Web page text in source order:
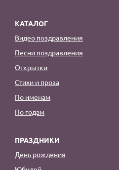
КАТАЛОГ
Видео поздравления
Песни поздравления
Открытки
Стихи и проза
По именам
По годам
ПРАЗДНИКИ
День рождения